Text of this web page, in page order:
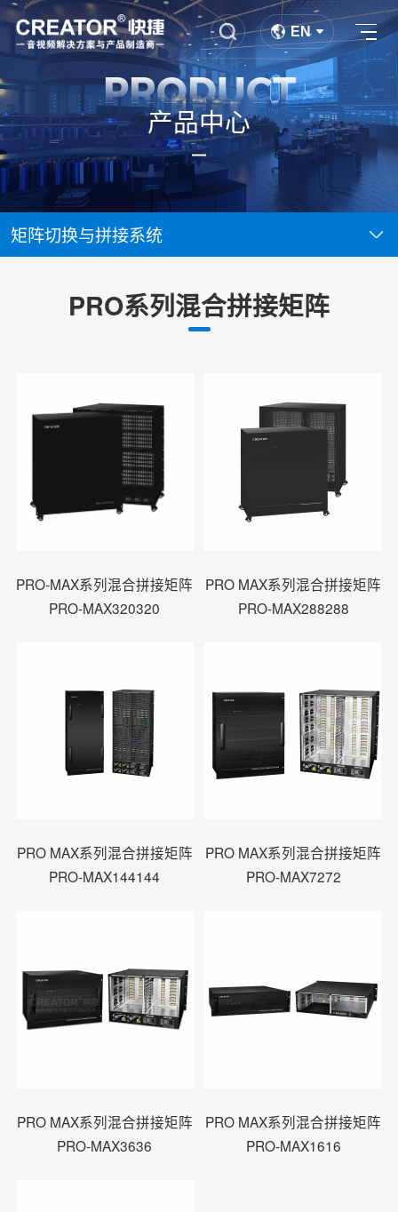
EN
PRODUCT
产品中心
矩阵切换与拼接系统
PRO系列混合拼接矩阵
PRO-MAX系列混合拼接矩阵
PRO-MAX320320
PRO MAX系列混合拼接矩阵
PRO-MAX288288
PRO MAX系列混合拼接矩阵
PRO-MAX144144
PRO MAX系列混合拼接矩阵
PRO-MAX7272
PRO MAX系列混合拼接矩阵
PRO-MAX3636
PRO MAX系列混合拼接矩阵
PRO-MAX1616